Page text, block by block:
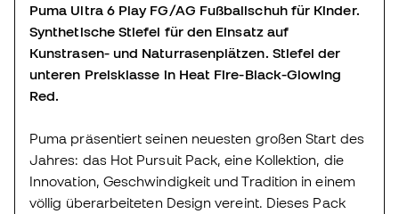
Puma Ultra 6 Play FG/AG Fußballschuh für Kinder.
Synthetische Stiefel für den Einsatz auf
Kunstrasen- und Naturrasenplätzen. Stiefel der
unteren Preisklasse in Heat Fire-Black-Glowing
Red.
Puma präsentiert seinen neuesten großen Start des
Jahres: das Hot Pursuit Pack, eine Kollektion, die
Innovation, Geschwindigkeit und Tradition in einem
völlig überarbeiteten Design vereint. Dieses Pack